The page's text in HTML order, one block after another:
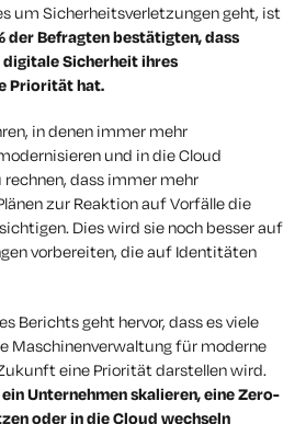
um Sicherheitsverletzungen geht, ist
der Befragten bestätigten, dass
Sicherheit ihres
Priorität hat.
in denen immer mehr
und in die Cloud
dass immer mehr
zur Reaktion auf Vorfälle die
Dies wird sie noch besser auf
vorbereiten, die auf Identitäten
Berichts geht hervor, dass es viele
Maschinenverwaltung für moderne
eine Priorität darstellen wird.
Unternehmen skalieren, eine Zero-
oder in die Cloud wechseln